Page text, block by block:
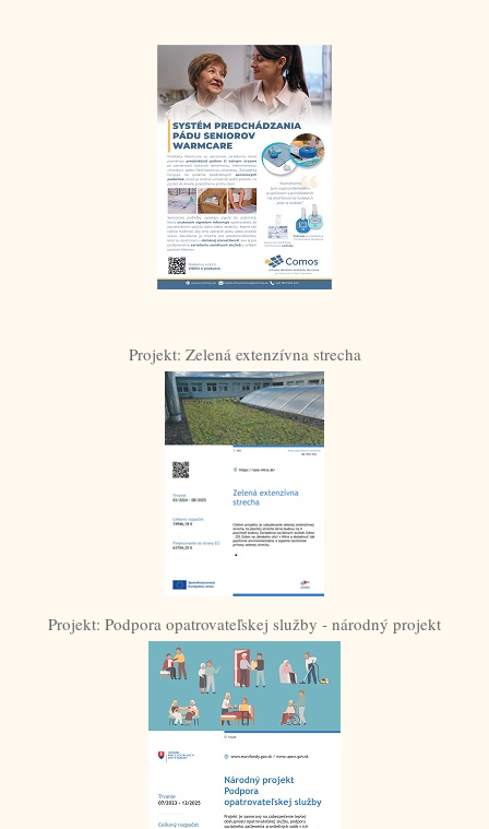
Projekt: Zelená extenzívna strecha
Projekt: Podpora opatrovateľskej služby - národný projekt